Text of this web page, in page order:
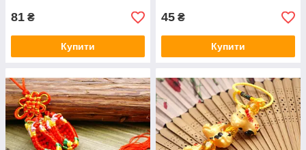
81 ₴
Купити
45 ₴
Купити